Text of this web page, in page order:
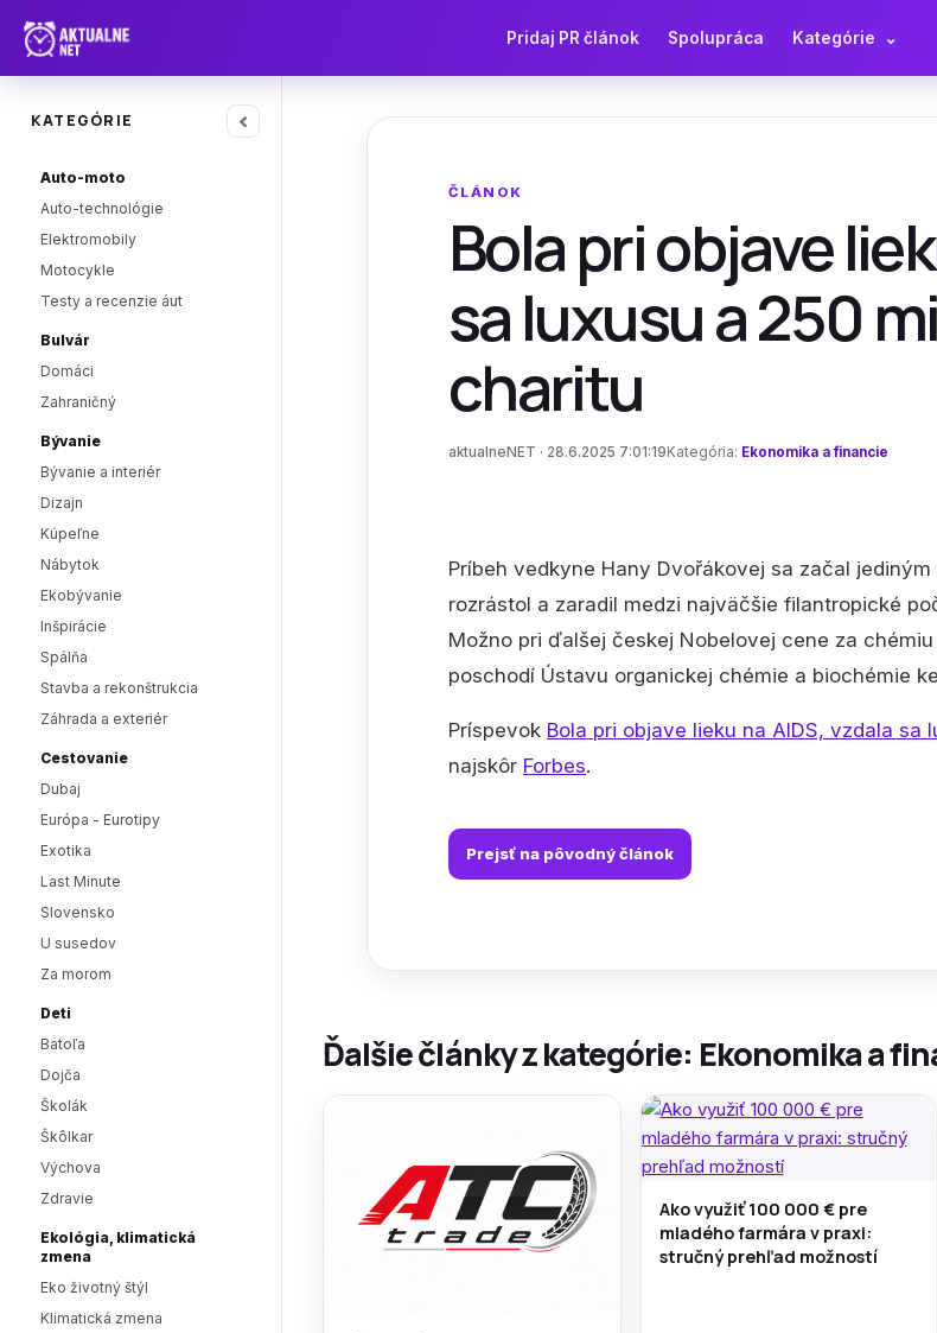
Pridaj PR článok Spolupráca Kategórie ⌄
KATEGÓRIE ‹
Auto-moto
Auto-technológie
Elektromobily
Motocykle
Testy a recenzie áut
Bulvár
Domáci
Zahraničný
Bývanie
Bývanie a interiér
Dizajn
Kúpeľne
Nábytok
Ekobývanie
Inšpirácie
Spálňa
Stavba a rekonštrukcia
Záhrada a exteriér
Cestovanie
Dubaj
Európa - Eurotipy
Exotika
Last Minute
Slovensko
U susedov
Za morom
Deti
Batoľa
Dojča
Školák
Škôlkar
Výchova
Zdravie
Ekológia, klimatická
zmena
Eko životný štýl
Klimatická zmena
ČLÁNOK
Bola pri objave
sa luxusu a 250
charitu
aktualneNET · 28.6.2025 7:01:19 Kategória: Ekonomika a financie
Príbeh vedkyne Hany Dvořákovej sa začal
rozrástol a zaradil medzi najväčšie filantropické
Možno pri ďalšej českej Nobelovej cene za
poschodí Ústavu organickej chémie a biochémie
Príspevok Bola pri objave lieku na AIDS, vzdala
najskôr Forbes.
Prejsť na pôvodný článok
Ďalšie články z kategórie: Ekonomika a
Ako využiť 100 000 € pre
mladého farmára v praxi:
stručný prehľad možností